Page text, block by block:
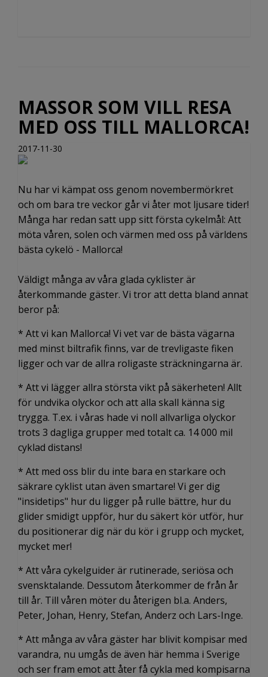
MASSOR SOM VILL RESA
MED OSS TILL MALLORCA!
2017-11-30
Nu har vi kämpat oss genom novembermörkret
och om bara tre veckor går vi åter mot ljusare tider!
Många har redan satt upp sitt första cykelmål: Att
möta våren, solen och värmen med oss på världens
bästa cykelö - Mallorca!
Väldigt många av våra glada cyklister är
återkommande gäster. Vi tror att detta bland annat
beror på:
* Att vi kan Mallorca! Vi vet var de bästa vägarna
med minst biltrafik finns, var de trevligaste fiken
ligger och var de allra roligaste sträckningarna är.
* Att vi lägger allra största vikt på säkerheten! Allt
för undvika olyckor och att alla skall känna sig
trygga. T.ex. i våras hade vi noll allvarliga olyckor
trots 3 dagliga grupper med totalt ca. 14 000 mil
cyklad distans!
* Att med oss blir du inte bara en starkare och
säkrare cyklist utan även smartare! Vi ger dig
"insidetips" hur du ligger på rulle bättre, hur du
glider smidigt uppför, hur du säkert kör utför, hur
du positionerar dig när du kör i grupp och mycket,
mycket mer!
* Att våra cykelguider är rutinerade, seriösa och
svensktalande. Dessutom återkommer de från år
till år. Till våren möter du återigen bl.a. Anders,
Peter, Johan, Henry, Stefan, Anderz och Lars-Inge.
* Att många av våra gäster har blivit kompisar med
varandra, nu umgås de även här hemma i Sverige
och ser fram emot att åter få cykla med kompisarna